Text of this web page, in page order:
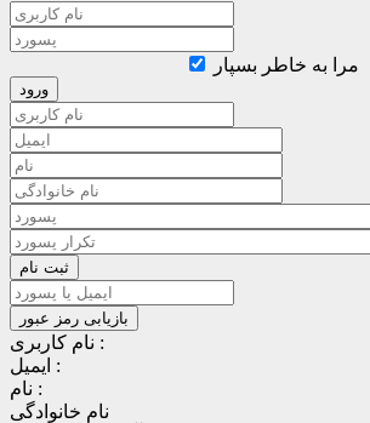
مرا به خاطر بسپار
نام کاربری :
ایمیل :
نام :
نام خانوادگی